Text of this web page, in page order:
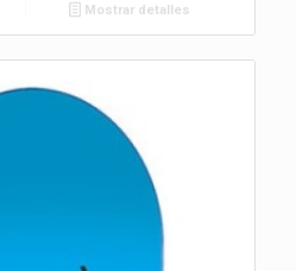
Mostrar detalles